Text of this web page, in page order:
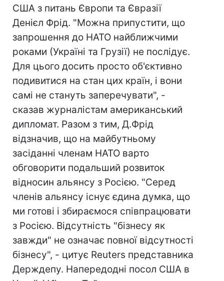
США з питань Європи та Євразії
Денієл Фрід. "Можна припустити, що
запрошення до НАТО найближчими
роками (Україні та Грузії) не послідує.
Для цього досить просто об'єктивно
подивитися на стан цих країн, і вони
самі не стануть заперечувати", -
сказав журналістам американський
дипломат. Разом з тим, Д.Фрід
відзначив, що на майбутньому
засіданні членам НАТО варто
обговорити подальший розвиток
відносин альянсу з Росією. "Серед
членів альянсу існує єдина думка, що
ми готові і збираємося співпрацювати
з Росією. Відсутність "бізнесу як
завжди" не означає повної відсутності
бізнесу", - цитує Reuters представника
Держдепу. Напередодні посол США в